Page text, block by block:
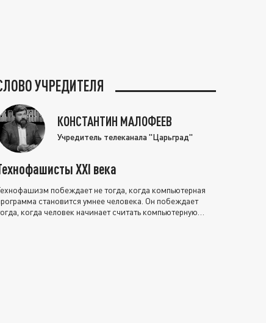
УЧРЕДИТЕЛЯ
КОНСТАНТИН МАЛОФЕЕВ
Учредитель телеканала "Царьград"
XXI века
побеждает не тогда, когда компьютерная
становится умнее человека. Он побеждает
когда человек начинает считать компьютерную